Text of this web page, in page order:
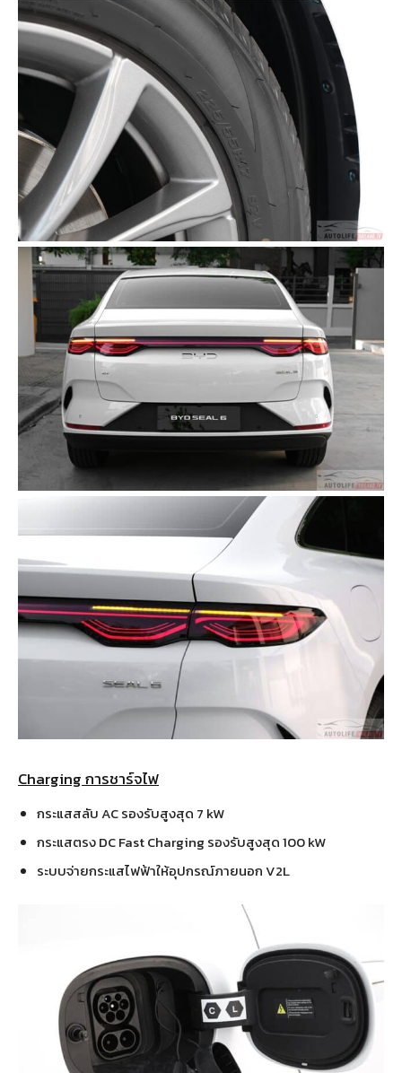
Charging การชาร์จไฟ
กระแสสลับ AC รองรับสูงสุด 7 kW
กระแสตรง DC Fast Charging รองรับสูงสุด 100 kW
ระบบจ่ายกระแสไฟฟ้าให้อุปกรณ์ภายนอก V2L